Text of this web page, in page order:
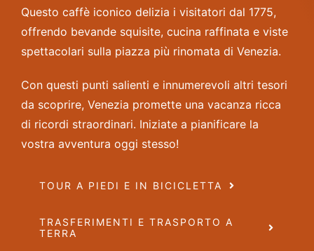
Questo caffè iconico delizia i visitatori dal 1775,
offrendo bevande squisite, cucina raffinata e viste
spettacolari sulla piazza più rinomata di Venezia.
Con questi punti salienti e innumerevoli altri tesori
da scoprire, Venezia promette una vacanza ricca
di ricordi straordinari. Iniziate a pianificare la
vostra avventura oggi stesso!
TOUR A PIEDI E IN BICICLETTA
TRASFERIMENTI E TRASPORTO A
TERRA